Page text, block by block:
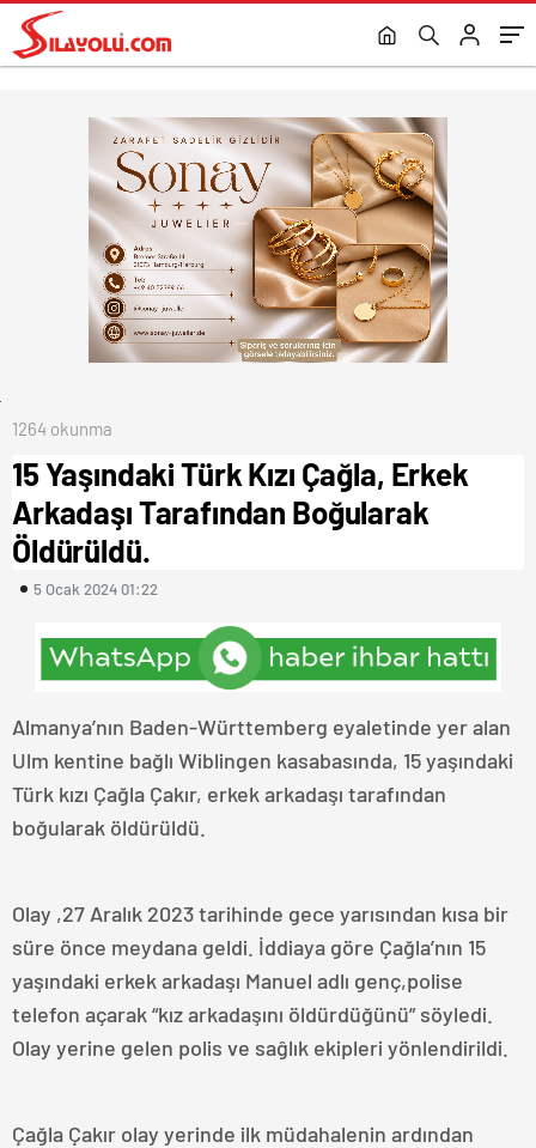
Öldürüldü.
1264 okunma
15 Yaşındaki Türk Kızı Çağla, Erkek
Arkadaşı Tarafından Boğularak
Öldürüldü.
5 Ocak 2024 01:22
Almanya’nın Baden-Württemberg eyaletinde yer alan
Ulm kentine bağlı Wiblingen kasabasında, 15 yaşındaki
Türk kızı Çağla Çakır, erkek arkadaşı tarafından
boğularak öldürüldü.
Olay ,27 Aralık 2023 tarihinde gece yarısından kısa bir
süre önce meydana geldi. İddiaya göre Çağla’nın 15
yaşındaki erkek arkadaşı Manuel adlı genç,polise
telefon açarak “kız arkadaşını öldürdüğünü” söyledi.
Olay yerine gelen polis ve saĝlık ekipleri yönlendirildi.
Çağla Çakır olay yerinde ilk müdahalenin ardından